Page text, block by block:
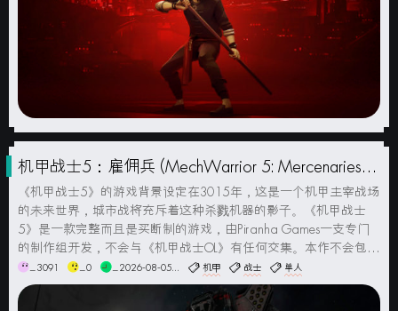
机甲战士5：雇佣兵 (MechWarrior 5: Mercenaries)
简体中文版
《机甲战士5》的游戏背景设定在3015年，这是一个机甲主宰战场
的未来世界，城市战将充斥着这种杀戮机器的影子。《机甲战士
5》是一款完整而且是买断制的游戏，由Piranha Games一支专门
的制作组开发，不会与《机甲战士OL》有任何交集。本作不会包含
任何内购元素。而且游戏也是一款专注于单人模式体验的作品。游
戏截图DLC包含MechWarrior 5: Merc...
_3091 _0 _2026-08-05... 机甲 战士 单人